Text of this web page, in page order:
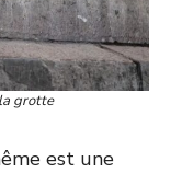
grotte
est une